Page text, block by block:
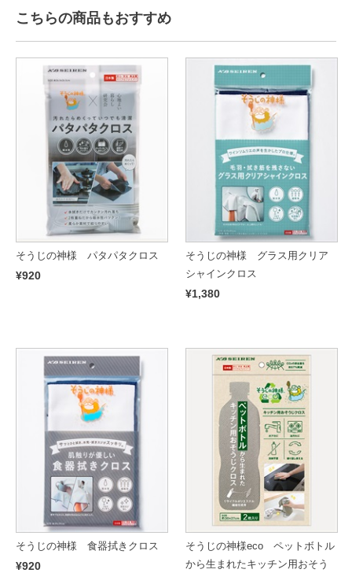
こちらの商品もおすすめ
そうじの神様 パタパタクロス
¥920
そうじの神様 グラス用クリア
シャインクロス
¥1,380
そうじの神様 食器拭きクロス
¥920
そうじの神様eco ペットボトル
から生まれたキッチン用おそう